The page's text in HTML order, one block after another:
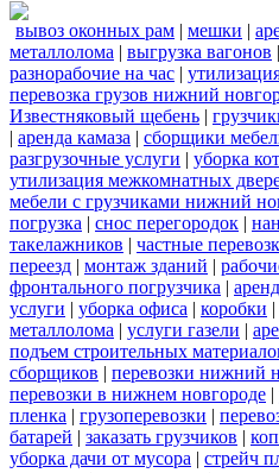
вывоз оконных рам | мешки |
металлолома | выгрузка вагонов |
разнорабочие на час |
перевозка грузов нижний
Известняковый щебень |
| аренда камаза | сборщики
разгрузочные услуги | уборка
утилизация межкомнатных
мебели с грузчиками нижний
погрузка | снос перегородок |
такелажников | частные
переезд | монтаж зданий |
фронтального погрузчика |
услуги | уборка офиса | коробки |
металлолома | услуги газели |
подъем строительных
сборщиков | перевозки нижний
перевозки в нижнем новгороде |
пленка | грузоперевозки |
батарей | заказать грузчиков |
уборка дачи от мусора | стрейч